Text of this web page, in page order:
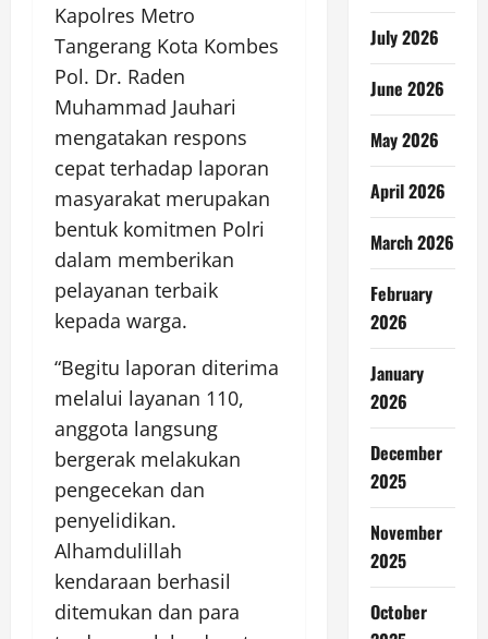
Kapolres Metro
Tangerang Kota Kombes
Pol. Dr. Raden
Muhammad Jauhari
mengatakan respons
cepat terhadap laporan
masyarakat merupakan
bentuk komitmen Polri
dalam memberikan
pelayanan terbaik
kepada warga.
“Begitu laporan diterima
melalui layanan 110,
anggota langsung
bergerak melakukan
pengecekan dan
penyelidikan.
Alhamdulillah
kendaraan berhasil
ditemukan dan para
July 2026
June 2026
May 2026
April 2026
March 2026
February
2026
January
2026
December
2025
November
2025
October